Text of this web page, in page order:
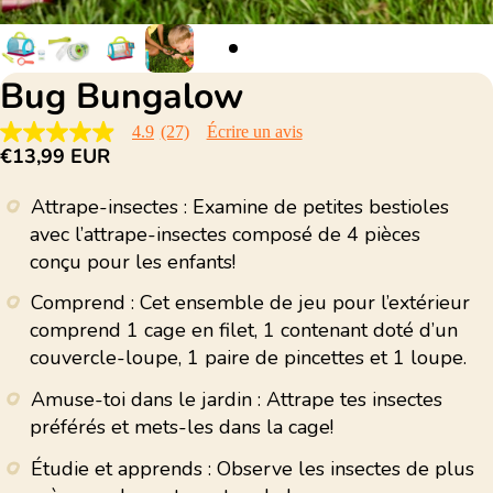
Bug Bungalow
4.9
étoiles
valeur
note
Read
27
Reviews.
Lien
la
même
page.
4.9 (27) Écrire un avis
€13,99 EUR
Attrape-insectes : Examine de petites bestioles
avec l’attrape-insectes composé de 4 pièces
conçu pour les enfants!
Comprend : Cet ensemble de jeu pour l’extérieur
comprend 1 cage en filet, 1 contenant doté d’un
couvercle-loupe, 1 paire de pincettes et 1 loupe.
Amuse-toi dans le jardin : Attrape tes insectes
préférés et mets-les dans la cage!
Étudie et apprends : Observe les insectes de plus